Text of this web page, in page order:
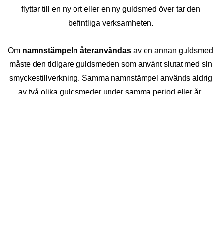
flyttar till en ny ort eller en ny guldsmed över tar den
befintliga verksamheten.
Om namnstämpeln återanvändas av en annan guldsmed
måste den tidigare guldsmeden som använt slutat med sin
smyckestillverkning. Samma namnstämpel används aldrig
av två olika guldsmeder under samma period eller år.